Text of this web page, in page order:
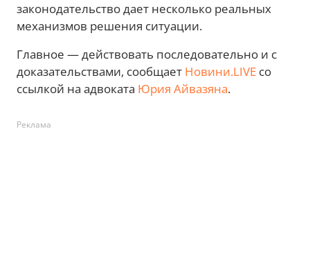
законодательство дает несколько реальных
механизмов решения ситуации.
Главное — действовать последовательно и с
доказательствами, сообщает Новини.LIVE со
ссылкой на адвоката Юрия Айвазяна.
Реклама